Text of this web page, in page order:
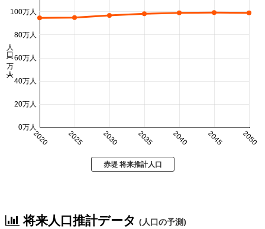
2020 2025 2030 2035 2040 2045 2050
0万人
20万人
40万人
60万人
80万人
100万人
人口 (万人)
赤堤 将来推計人口
将来人口推計データ (人口の予測)